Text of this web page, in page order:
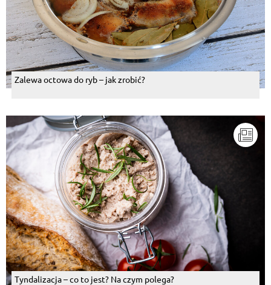
Zalewa octowa do ryb – jak zrobić?
Tyndalizacja – co to jest? Na czym polega?